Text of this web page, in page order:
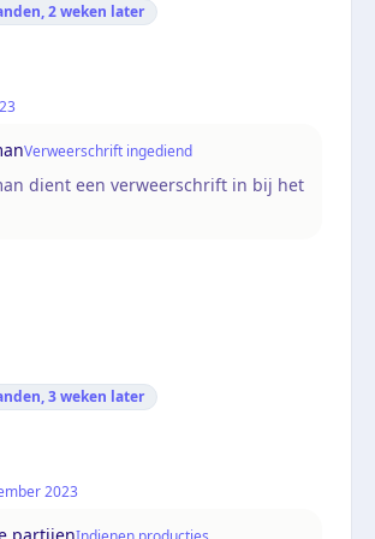
2 weken later
Verweerschrift ingediend
dient een verweerschrift in bij het
3 weken later
2023
partijen